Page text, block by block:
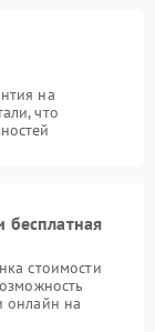
на
что
бесплатная
стоимости
онлайн на